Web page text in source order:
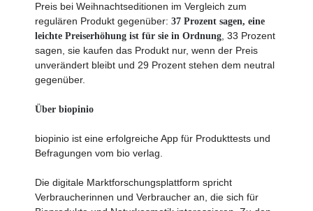
Preis bei Weihnachtseditionen im Vergleich zum
regulären Produkt gegenüber: 37 Prozent sagen, eine
leichte Preiserhöhung ist für sie in Ordnung, 33 Prozent
sagen, sie kaufen das Produkt nur, wenn der Preis
unverändert bleibt und 29 Prozent stehen dem neutral
gegenüber.
Über biopinio
biopinio ist eine erfolgreiche App für Produkttests und
Befragungen vom bio verlag.
Die digitale Marktforschungsplattform spricht
Verbraucherinnen und Verbraucher an, die sich für